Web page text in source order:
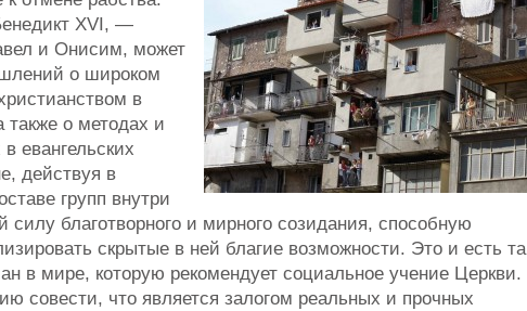
XVI, —
и Онисим, может
о широком
в
также о методах и
евангельских
действуя в
групп внутри
благотворного и мирного созидания, способную
скрытые в ней благие возможности. Это и есть та
в мире, которую рекомендует социальное учение Церкви.
совести, что является залогом реальных и прочных